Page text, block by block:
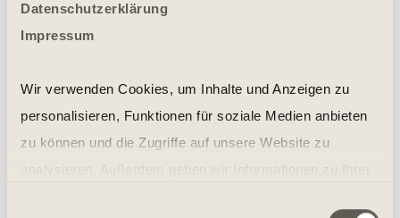
Datenschutzerklärung
Impressum
Wir verwenden Cookies, um Inhalte und Anzeigen zu
personalisieren, Funktionen für soziale Medien anbieten
zu können und die Zugriffe auf unsere Website zu
analysieren. Außerdem geben wir Informationen zu Ihrer
Legs, Bums & Tums Classes in